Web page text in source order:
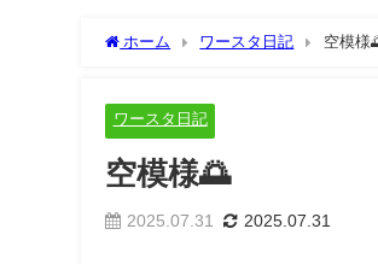
ホーム ワースタ日記 空模様
ワースタ日記
空模様🌅
2025.07.31 2025.07.31